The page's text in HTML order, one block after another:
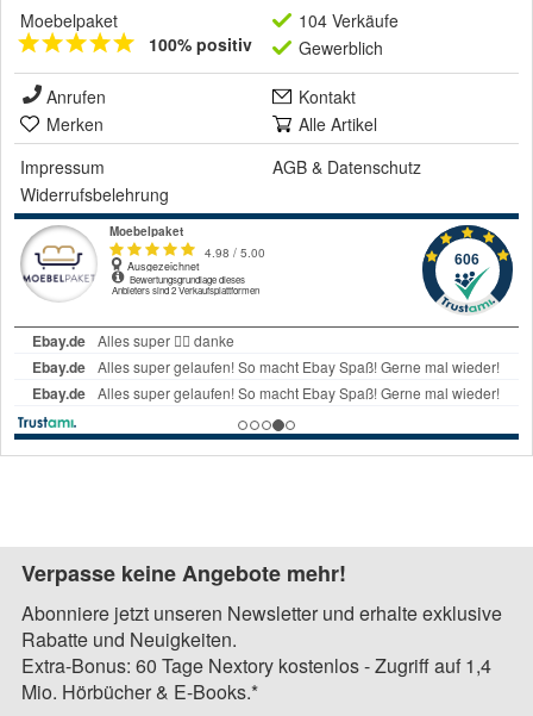
Moebelpaket
100% positiv
104 Verkäufe
Gewerblich
Anrufen
Kontakt
Merken
Alle Artikel
Impressum
AGB & Datenschutz
Widerrufsbelehrung
Verpasse keine Angebote mehr!
Abonniere jetzt unseren Newsletter und erhalte exklusive
Rabatte und Neuigkeiten.
Extra-Bonus: 60 Tage Nextory kostenlos - Zugriff auf 1,4
Mio. Hörbücher & E-Books.*